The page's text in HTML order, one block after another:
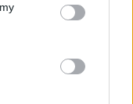
ΚΑΤΗΓΟΡΊΑ